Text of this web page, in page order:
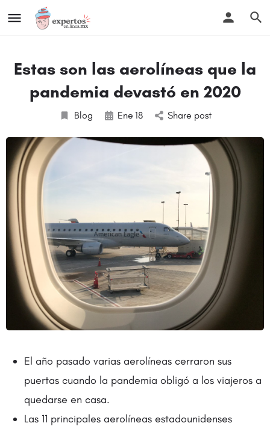
Estas son las aerolíneas que la
pandemia devastó en 2020
Blog Ene 18 Share post
El año pasado varias aerolíneas cerraron sus
puertas cuando la pandemia obligó a los viajeros a
quedarse en casa.
Las 11 principales aerolíneas estadounidenses